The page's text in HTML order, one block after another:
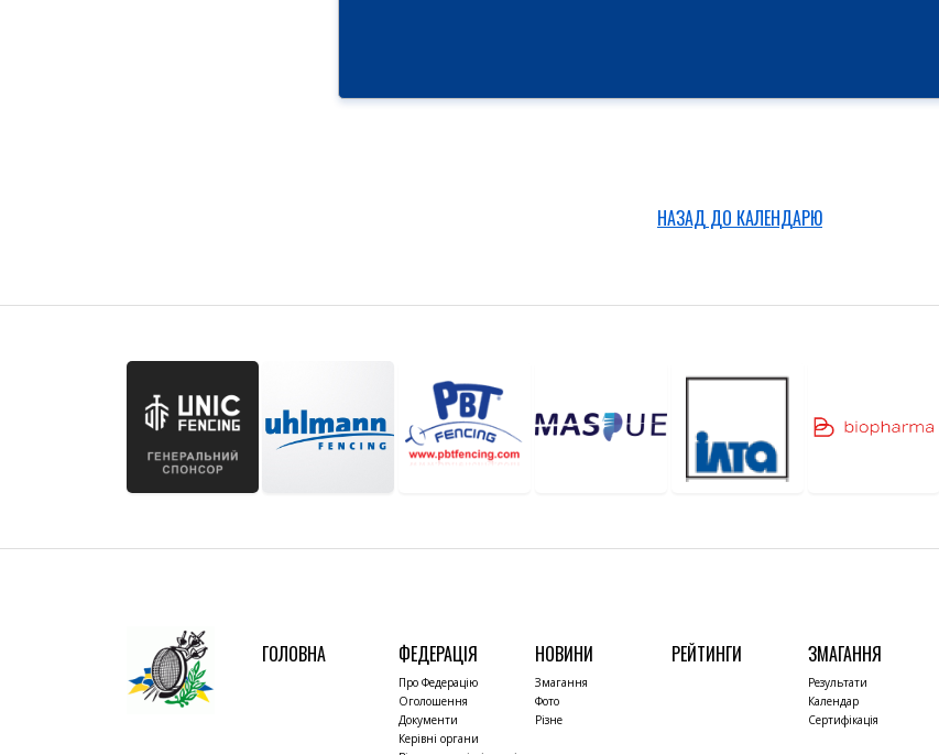
НАЗАД ДО КАЛЕНДАРЮ
ГОЛОВНА ФЕДЕРАЦІЯ
Про Федерацію
Оголошення
Документи
Керівні органи
НОВИНИ
Змагання
Фото
Різне
РЕЙТИНГИ ЗМАГАННЯ
Результати
Календар
Сертифікація